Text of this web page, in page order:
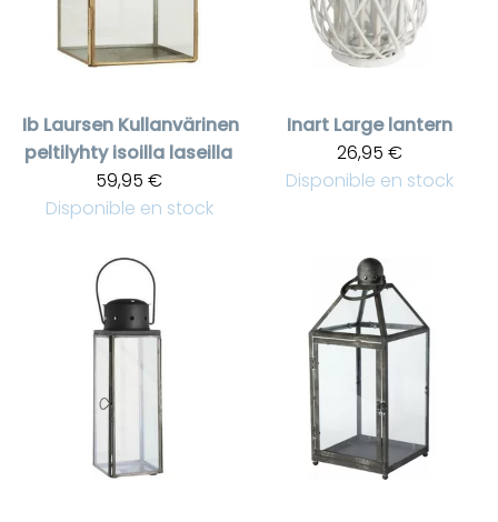
Ib Laursen Kullanvärinen
peltilyhty isoilla laseilla
59,95 €
Disponible en stock
Inart Large lantern
26,95 €
Disponible en stock